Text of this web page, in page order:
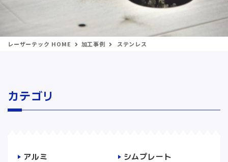
レーザーテック HOME 加工事例 ステンレス
カテゴリ
アルミ
シムプレート